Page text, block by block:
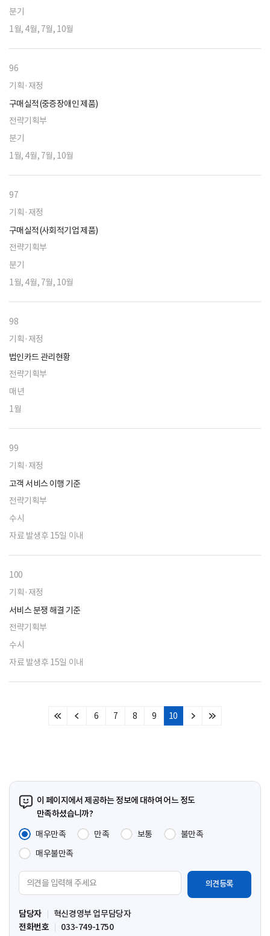
분기
1월, 4월, 7월, 10월
96
기획·재정
구매실적(중증장애인 제품)
전략기획부
분기
1월, 4월, 7월, 10월
97
기획·재정
구매실적(사회적기업 제품)
전략기획부
분기
1월, 4월, 7월, 10월
98
기획·재정
법인카드 관리현황
전략기획부
매년
1월
99
기획·재정
고객 서비스 이행 기준
전략기획부
수시
자료 발생후 15일 이내
100
기획·재정
서비스 분쟁 해결 기준
전략기획부
수시
자료 발생후 15일 이내
처
이
6 7 8 9 10
다
마
이 페이지에서 제공하는 정보에 대하여 어느 정도
만족하셨습니까?
매우만족
만족 보통
불만족
매우불만족
견
입
력
담당자
혁신경영부 업무담당자
전화번호
033-749-1750